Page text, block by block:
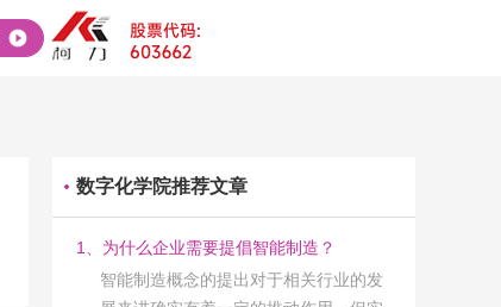
数字化学院推荐文章
1、为什么企业需要提倡智能制造？
智能制造概念的提出对于相关行业的发